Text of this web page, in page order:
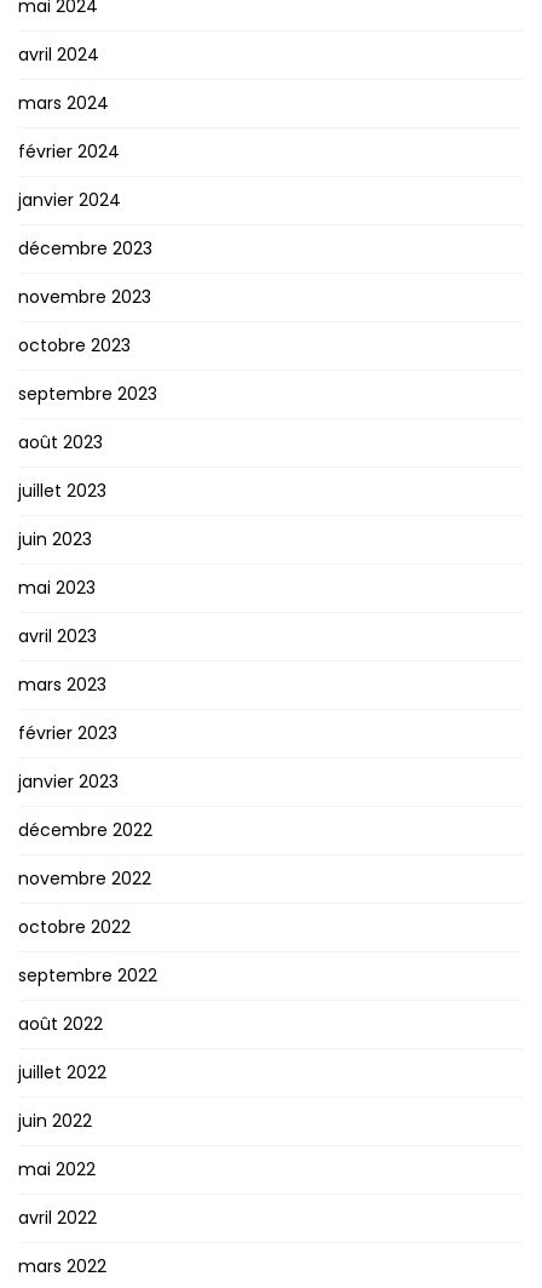
mai 2024
avril 2024
mars 2024
février 2024
janvier 2024
décembre 2023
novembre 2023
octobre 2023
septembre 2023
août 2023
juillet 2023
juin 2023
mai 2023
avril 2023
mars 2023
février 2023
janvier 2023
décembre 2022
novembre 2022
octobre 2022
septembre 2022
août 2022
juillet 2022
juin 2022
mai 2022
avril 2022
mars 2022